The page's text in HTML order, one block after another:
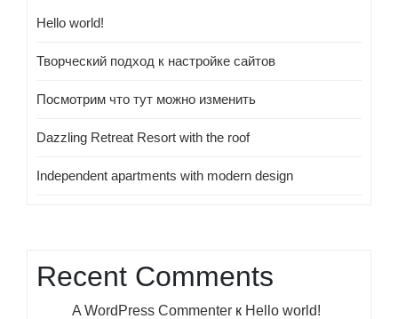
Hello world!
Творческий подход к настройке сайтов
Посмотрим что тут можно изменить
Dazzling Retreat Resort with the roof
Independent apartments with modern design
Recent Comments
A WordPress Commenter к Hello world!